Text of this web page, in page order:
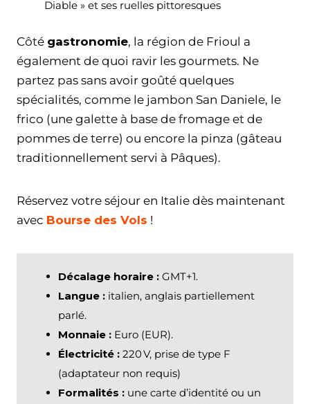
Diable » et ses ruelles pittoresques
Côté gastronomie, la région de Frioul a
également de quoi ravir les gourmets. Ne
partez pas sans avoir goûté quelques
spécialités, comme le jambon San Daniele, le
frico (une galette à base de fromage et de
pommes de terre) ou encore la pinza (gâteau
traditionnellement servi à Pâques).
Réservez votre séjour en Italie dès maintenant
avec Bourse des Vols !
Décalage horaire : GMT+1.
Langue : italien, anglais partiellement
parlé.
Monnaie : Euro (EUR).
Électricité : 220 V, prise de type F
(adaptateur non requis)
Formalités : une carte d’identité ou un